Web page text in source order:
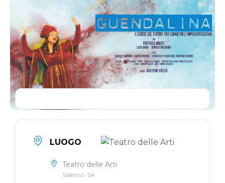
LUOGO
Teatro delle Arti
Salerno, SA